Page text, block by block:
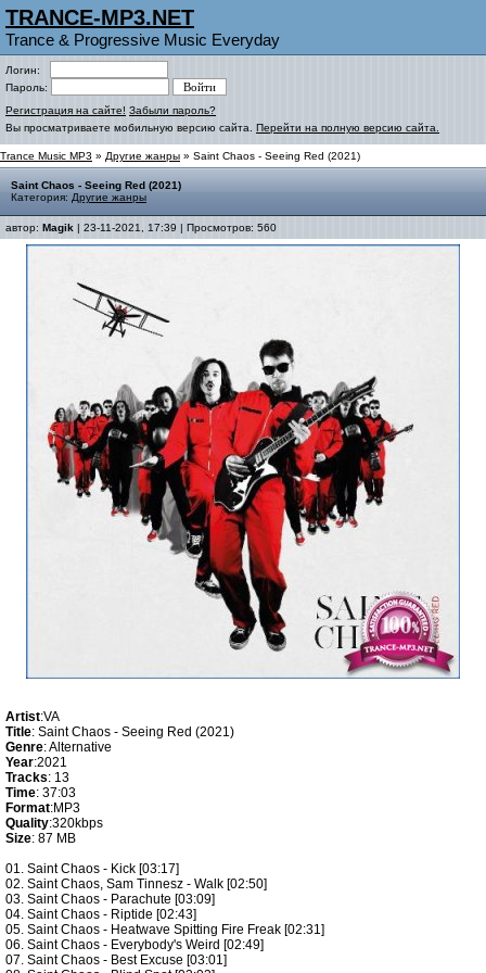
TRANCE-MP3.NET
Trance & Progressive Music Everyday
Логин:
Пароль:
Регистрация на сайте! Забыли пароль?
Вы просматриваете мобильную версию сайта. Перейти на полную версию сайта.
Trance Music MP3 » Другие жанры » Saint Chaos - Seeing Red (2021)
Saint Chaos - Seeing Red (2021)
Категория: Другие жанры
автор: Magik | 23-11-2021, 17:39 | Просмотров: 560
Artist:VA
Title: Saint Chaos - Seeing Red (2021)
Genre: Alternative
Year:2021
Tracks: 13
Time: 37:03
Format:MP3
Quality:320kbps
Size: 87 MB
01. Saint Chaos - Kick [03:17]
02. Saint Chaos, Sam Tinnesz - Walk [02:50]
03. Saint Chaos - Parachute [03:09]
04. Saint Chaos - Riptide [02:43]
05. Saint Chaos - Heatwave Spitting Fire Freak [02:31]
06. Saint Chaos - Everybody's Weird [02:49]
07. Saint Chaos - Best Excuse [03:01]